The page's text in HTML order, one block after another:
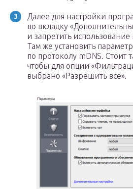
Далее для настройки
во вкладку
и запретить
Там же установить
по протоколу mDNS. Стоит
чтобы для опции
выбрано «Разрешить все».